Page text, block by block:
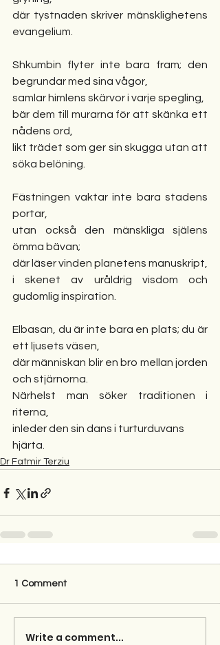
där tystnaden skriver mänsklighetens
evangelium.
Shkumbin flyter inte bara fram; den
begrundar med sina vågor,
samlar himlens skärvor i varje spegling,
bär dem till murarna för att skänka ett
nådens ord,
likt trädet som ger sin skugga utan att
söka belöning.
Fästningen vaktar inte bara stadens
portar,
utan också den mänskliga själens
ömma bävan;
där läser vinden planetens manuskript,
i skenet av uråldrig visdom och
gudomlig inspiration.
Elbasan, du är inte bara en plats; du är
ett ljusets väsen,
där människan blir en bro mellan jorden
och stjärnorna.
Närhelst man söker traditionen i
riterna,
inleder den sin dans i turturduvans
hjärta.
Dr Fatmir Terziu
1 Comment
Write a comment...